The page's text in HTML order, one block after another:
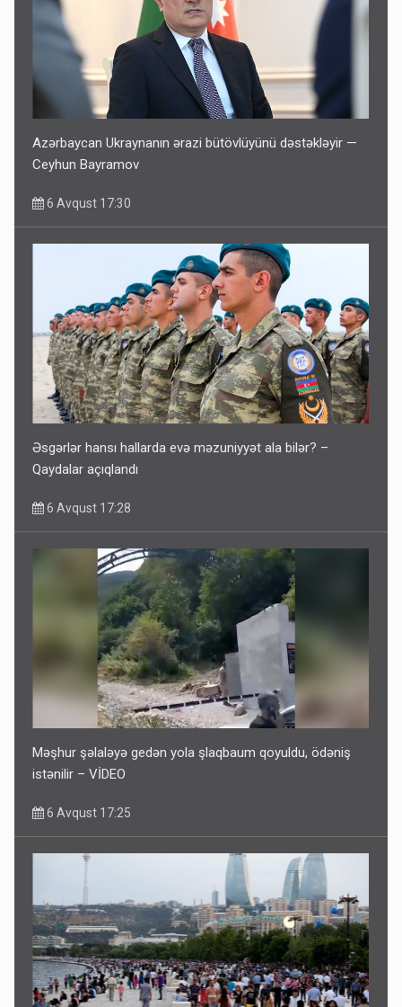
Azərbaycan Ukraynanın ərazi bütövlüyünü dəstəkləyir —
Ceyhun Bayramov
6 Avqust 17:30
Əsgərlər hansı hallarda evə məzuniyyət ala bilər? –
Qaydalar açıqlandı
6 Avqust 17:28
Məşhur şəlaləyə gedən yola şlaqbaum qoyuldu, ödəniş
istənilir – VİDEO
6 Avqust 17:25